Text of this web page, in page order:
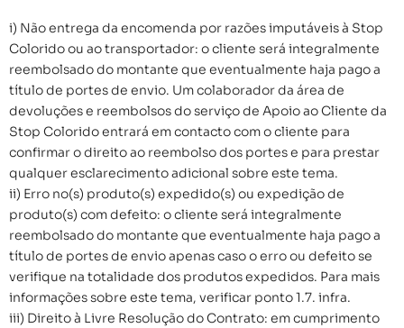
i) Não entrega da encomenda por razões imputáveis à Stop
Colorido ou ao transportador: o cliente será integralmente
reembolsado do montante que eventualmente haja pago a
título de portes de envio. Um colaborador da área de
devoluções e reembolsos do serviço de Apoio ao Cliente da
Stop Colorido entrará em contacto com o cliente para
confirmar o direito ao reembolso dos portes e para prestar
qualquer esclarecimento adicional sobre este tema.
ii) Erro no(s) produto(s) expedido(s) ou expedição de
produto(s) com defeito: o cliente será integralmente
reembolsado do montante que eventualmente haja pago a
título de portes de envio apenas caso o erro ou defeito se
verifique na totalidade dos produtos expedidos. Para mais
informações sobre este tema, verificar ponto 1.7. infra.
iii) Direito à Livre Resolução do Contrato: em cumprimento